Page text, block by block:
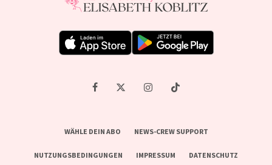
WÄHLE DEIN ABO NEWS-CREW SUPPORT
NUTZUNGSBEDINGUNGEN IMPRESSUM DATENSCHUTZ